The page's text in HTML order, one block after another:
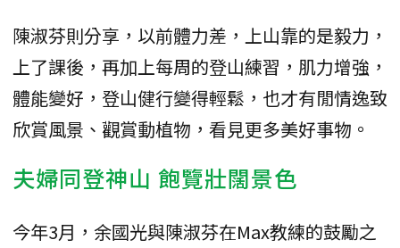
陳淑芬則分享，以前體力差，上山靠的是毅力，
上了課後，再加上每周的登山練習，肌力增強，
體能變好，登山健行變得輕鬆，也才有閒情逸致
欣賞風景、觀賞動植物，看見更多美好事物。
夫婦同登神山 飽覽壯闊景色
今年3月，余國光與陳淑芬在Max教練的鼓勵之